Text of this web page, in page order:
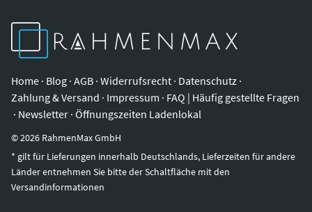
Home · Blog · AGB · Widerrufsrecht · Datenschutz ·
Zahlung & Versand · Impressum · FAQ | Häufig gestellte Fragen
· Newsletter · Öffnungszeiten Ladenlokal
©2026 RahmenMax GmbH
* gilt für Lieferungen innerhalb Deutschlands, Lieferzeiten für andere
Länder entnehmen Sie bitte der Schaltfläche mit den
Versandinformationen